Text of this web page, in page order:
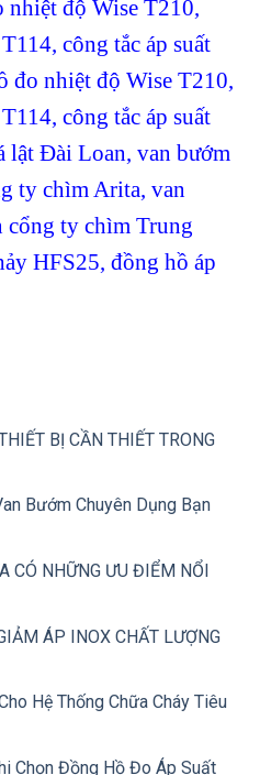
độ Wise T210,
, công tắc áp suất
đo nhiệt độ Wise T210,
, công tắc áp suất
lật Đài Loan, van bướm
ty chìm Arita, van
cổng ty chìm Trung
HFS25, đồng hồ áp
BỊ CẦN THIẾT TRONG
Bướm Chuyên Dụng Bạn
CÓ NHỮNG ƯU ĐIỂM NỔI
ÁP INOX CHẤT LƯỢNG
Hệ Thống Chữa Cháy Tiêu
Chọn Đồng Hồ Đo Áp Suất